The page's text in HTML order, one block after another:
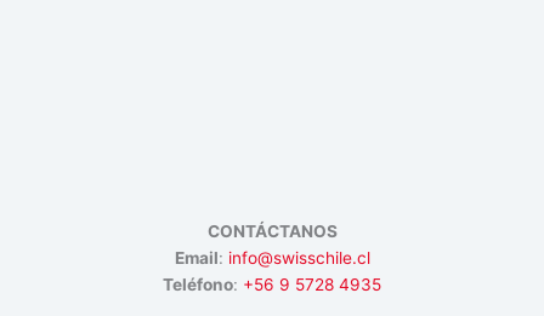
CONTÁCTANOS
Email: info@swisschile.cl
Teléfono: +56 9 5728 4935